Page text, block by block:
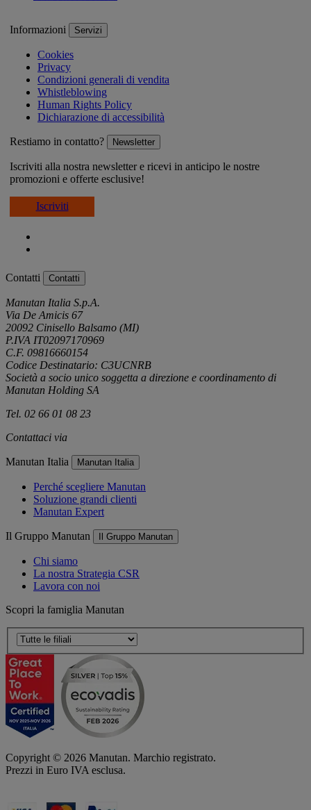
Informazioni Servizi
Cookies
Privacy
Condizioni generali di vendita
Whistleblowing
Human Rights Policy
Dichiarazione di accessibilità
Restiamo in contatto? Newsletter
Iscriviti alla nostra newsletter e ricevi in anticipo le nostre
promozioni e offerte esclusive!
Iscriviti
Contatti Contatti
Manutan Italia S.p.A.
Via De Amicis 67
20092 Cinisello Balsamo (MI)
P.IVA IT02097170969
C.F. 09816660154
Codice Destinatario: C3UCNRB
Società a socio unico soggetta a direzione e coordinamento di
Manutan Holding SA
Tel. 02 66 01 08 23
Contattaci via
Manutan Italia Manutan Italia
Perché scegliere Manutan
Soluzione grandi clienti
Manutan Expert
Il Gruppo Manutan Il Gruppo Manutan
Chi siamo
La nostra Strategia CSR
Lavora con noi
Scopri la famiglia Manutan
Copyright © 2026 Manutan. Marchio registrato.
Prezzi in Euro IVA esclusa.